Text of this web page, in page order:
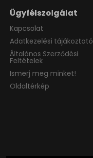
Ügyfélszolgálat
Kapcsolat
Adatkezelési tájákoztató
Általános Szerződési
Feltételek
Ismerj meg minket!
Oldaltérkép